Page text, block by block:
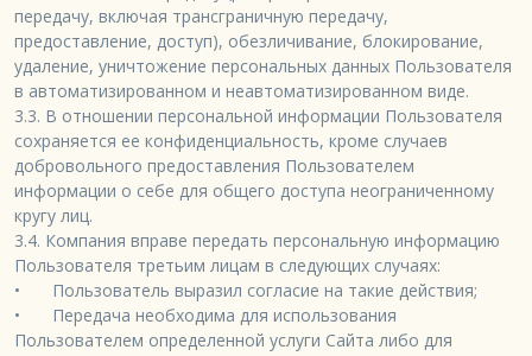
передачу, включая трансграничную передачу,
предоставление, доступ), обезличивание, блокирование,
удаление, уничтожение персональных данных Пользователя
в автоматизированном и неавтоматизированном виде.
3.3. В отношении персональной информации Пользователя
сохраняется ее конфиденциальность, кроме случаев
добровольного предоставления Пользователем
информации о себе для общего доступа неограниченному
кругу лиц.
3.4. Компания вправе передать персональную информацию
Пользователя третьим лицам в следующих случаях:
•	Пользователь выразил согласие на такие действия;
•	Передача необходима для использования
Пользователем определенной услуги Сайта либо для